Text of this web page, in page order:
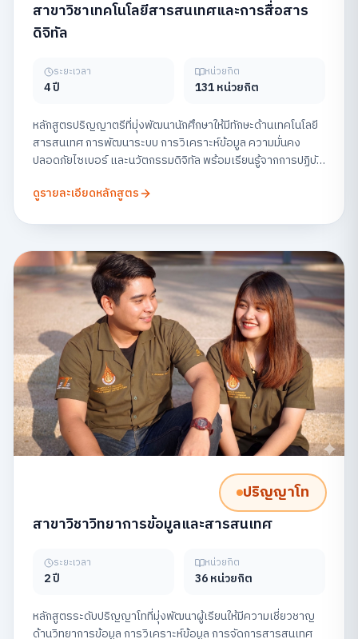
สาขาวิชาเทคโนโลยีสารสนเทศและการสื่อสาร
ดิจิทัล
ระยะเวลา
4 ปี
หน่วยกิต
131 หน่วยกิต
หลักสูตรปริญญาตรีที่มุ่งพัฒนานักศึกษาให้มีทักษะด้านเทคโนโลยี
สารสนเทศ การพัฒนาระบบ การวิเคราะห์ข้อมูล ความมั่นคง
ปลอดภัยไซเบอร์ และนวัตกรรมดิจิทัล พร้อมเรียนรู้จากการปฏิบัติ
ดูรายละเอียดหลักสูตร
ปริญญาโท
สาขาวิชาวิทยาการข้อมูลและสารสนเทศ
ระยะเวลา
2 ปี
หน่วยกิต
36 หน่วยกิต
หลักสูตรระดับปริญญาโทที่มุ่งพัฒนาผู้เรียนให้มีความเชี่ยวชาญ
ด้านวิทยาการข้อมูล การวิเคราะห์ข้อมูล การจัดการสารสนเทศ